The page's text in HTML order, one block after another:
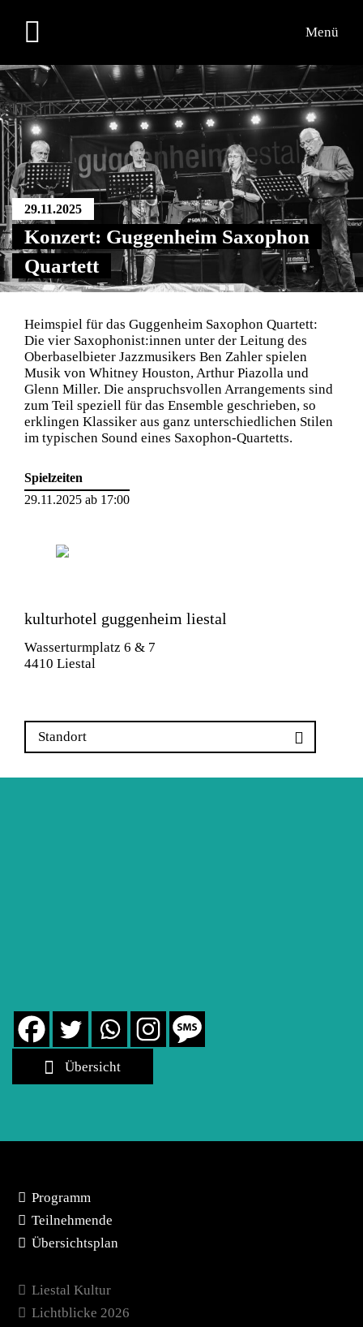
Programm
Teilnehmende
Übersichtsplan
Menü
29.11.2025
Konzert: Guggenheim Saxophon
Quartett
Heimspiel für das Guggenheim Saxophon Quartett:
Die vier Saxophonist:innen unter der Leitung des
Oberbaselbieter Jazzmusikers Ben Zahler spielen
Musik von Whitney Houston, Arthur Piazolla und
Glenn Miller. Die anspruchsvollen Arrangements sind
zum Teil speziell für das Ensemble geschrieben, so
erklingen Klassiker aus ganz unterschiedlichen Stilen
im typischen Sound eines Saxophon-Quartetts.
Spielzeiten
29.11.2025 ab 17:00
kulturhotel guggenheim liestal
Wasserturmplatz 6 & 7
4410 Liestal
Standort
Übersicht
Programm
Teilnehmende
Übersichtsplan
Liestal Kultur
Lichtblicke 2026